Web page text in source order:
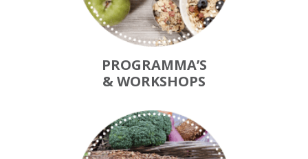
PROGRAMMA’S
& WORKSHOPS